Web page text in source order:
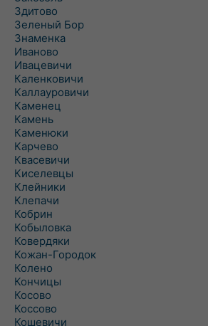
Здитово
Зеленый Бор
Знаменка
Иваново
Ивацевичи
Каленковичи
Каллауровичи
Каменец
Камень
Каменюки
Карчево
Квасевичи
Киселевцы
Клейники
Клепачи
Кобрин
Кобыловка
Ковердяки
Кожан-Городок
Колено
Кончицы
Косово
Коссово
Кошевичи